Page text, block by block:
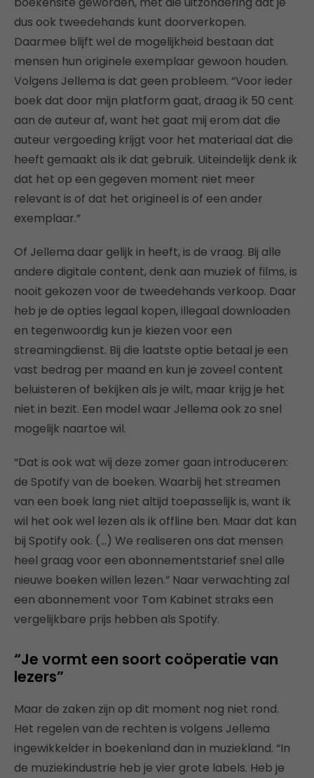
dus ook tweedehands kunt doorverkopen.
Daarmee blijft wel de mogelijkheid bestaan dat
mensen hun originele exemplaar gewoon houden.
Volgens Jellema is dat geen probleem. “Voor ieder
boek dat door mijn platform gaat, draag ik 50 cent
aan de auteur af, want het gaat mij erom dat die
auteur vergoeding krijgt voor het materiaal dat die
heeft gemaakt als ik dat gebruik. Uiteindelijk denk ik
dat het op een gegeven moment niet meer
relevant is of dat het origineel is of een ander
exemplaar.”
Of Jellema daar gelijk in heeft, is de vraag. Bij alle
andere digitale content, denk aan muziek of films, is
nooit gekozen voor de tweedehands verkoop. Daar
heb je de opties legaal kopen, illegaal downloaden
en tegenwoordig kun je kiezen voor een
streamingdienst. Bij die laatste optie betaal je een
vast bedrag per maand en kun je zoveel content
beluisteren of bekijken als je wilt, maar krijg je het
niet in bezit. Een model waar Jellema ook zo snel
mogelijk naartoe wil.
“Dat is ook wat wij deze zomer gaan introduceren:
de Spotify van de boeken. Waarbij het streamen
van een boek lang niet altijd toepasselijk is, want ik
wil het ook wel lezen als ik offline ben. Maar dat kan
bij Spotify ook. (…) We realiseren ons dat mensen
heel graag voor een abonnementstarief snel alle
nieuwe boeken willen lezen.” Naar verwachting zal
een abonnement voor Tom Kabinet straks een
vergelijkbare prijs hebben als Spotify.
“Je vormt een soort coöperatie van
lezers”
Maar de zaken zijn op dit moment nog niet rond.
Het regelen van de rechten is volgens Jellema
ingewikkelder in boekenland dan in muziekland. “In
de muziekindustrie heb je vier grote labels. Heb je